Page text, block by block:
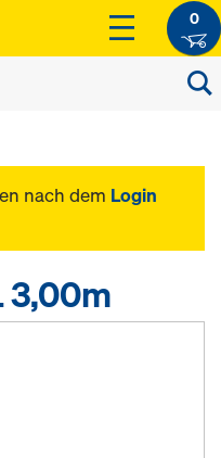
0
nach dem Login
3,00m